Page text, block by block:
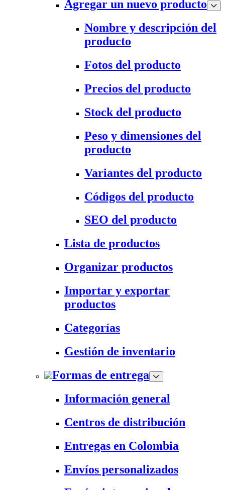
Agregar un nuevo producto
Nombre y descripción del
producto
Fotos del producto
Precios del producto
Stock del producto
Peso y dimensiones del
producto
Variantes del producto
Códigos del producto
SEO del producto
Lista de productos
Organizar productos
Importar y exportar
productos
Categorías
Gestión de inventario
Formas de entrega
Información general
Centros de distribución
Entregas en Colombia
Envíos personalizados